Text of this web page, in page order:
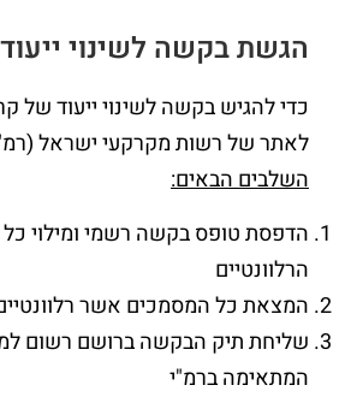
הגשת בקשה לשינוי
כדי להגיש בקשה לשינוי ייעוד של
לאתר של רשות מקרקעי ישראל
השלבים הבאים:
הדפסת טופס בקשה רשמי ומילוי
הרלוונטיים
המצאת כל המסמכים אשר
שליחת תיק הבקשה ברושם רשום
המתאימה ברמ"י